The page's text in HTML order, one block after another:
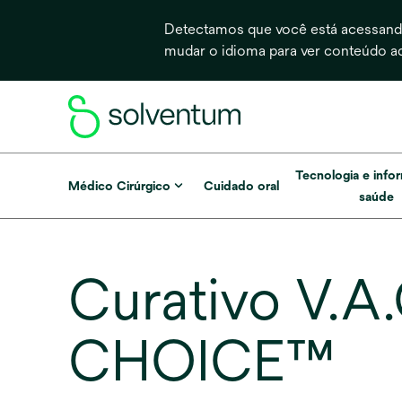
Detectamos que você está
mudar o idioma para ver conteúdo
Médico Cirúrgico Cuidado oral
Tecnologia e
saúde
Curativo
CHOICE™